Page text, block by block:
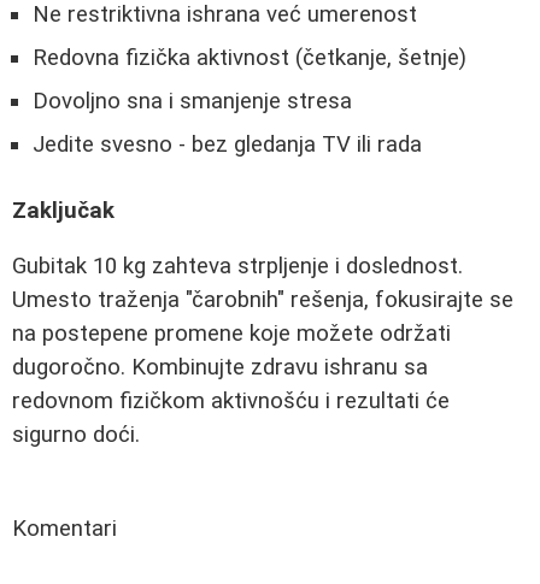
Ne restriktivna ishrana već umerenost
Redovna fizička aktivnost (četkanje, šetnje)
Dovoljno sna i smanjenje stresa
Jedite svesno - bez gledanja TV ili rada
Zaključak
Gubitak 10 kg zahteva strpljenje i doslednost.
Umesto traženja "čarobnih" rešenja, fokusirajte se
na postepene promene koje možete održati
dugoročno. Kombinujte zdravu ishranu sa
redovnom fizičkom aktivnošću i rezultati će
sigurno doći.
Komentari